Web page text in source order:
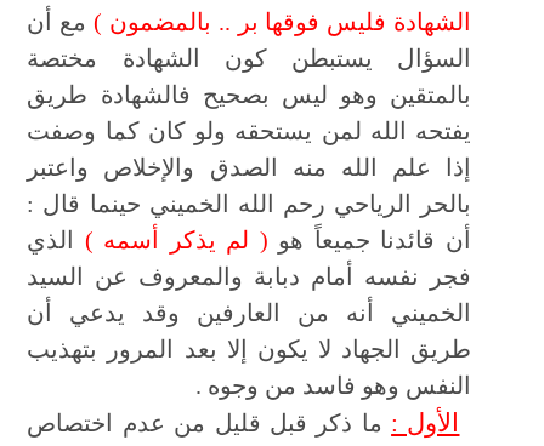
الشهادة فليس فوقها بر .. بالمضمون ) مع أن
السؤال يستبطن كون الشهادة مختصة
بالمتقين وهو ليس بصحيح فالشهادة طريق
يفتحه الله لمن يستحقه ولو كان كما وصفت
إذا علم الله منه الصدق والإخلاص واعتبر
بالحر الرياحي رحم الله الخميني حينما قال :
أن قائدنا جميعاً هو ( لم يذكر أسمه ) الذي
فجر نفسه أمام دبابة والمعروف عن السيد
الخميني أنه من العارفين وقد يدعي أن
طريق الجهاد لا يكون إلا بعد المرور بتهذيب
النفس وهو فاسد من وجوه .
الأول : ما ذكر قبل قليل من عدم اختصاص